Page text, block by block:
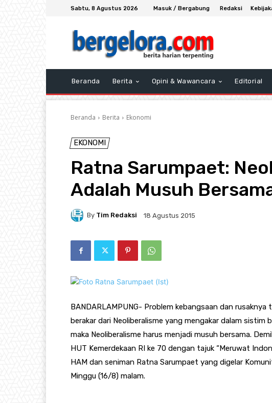
Sabtu, 8 Agustus 2026 Masuk / Bergabung Redaksi
Beranda Berita Opini & Wawancara Editorial
Beranda Berita Ekonomi
EKONOMI
Ratna Sarumpaet:
Adalah Musuh
By Tim Redaksi 18 Agustus 2015
BANDARLAMPUNG- Problem kebangsaan dan
berakar dari Neoliberalisme yang mengakar dalam sistim
maka Neoliberalisme harus menjadi musuh bersama.
HUT Kemerdekaan RI ke 70 dengan tajuk “Meruwat
HAM dan seniman Ratna Sarumpaet yang digelar
Minggu (16/8) malam.